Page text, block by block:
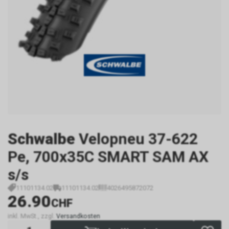
Schwalbe Velopneu 37-622
Pe, 700x35C SMART SAM AX
s/s
11101134.02 11101134.02 4026495872072
26.90CHF
inkl. MwSt., zzgl. Versandkosten